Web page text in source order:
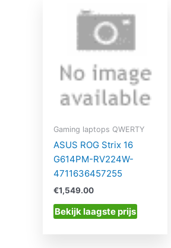
Gaming laptops QWERTY
ASUS ROG Strix 16
G614PM-RV224W-
4711636457255
€1,549.00
Bekijk laagste prijs